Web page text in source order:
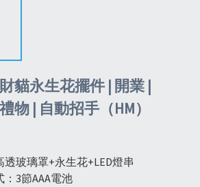
貓永生花擺件 | 開業 |
物 | 自動招手（HM）
玻璃罩+永生花+LED燈串
3節AAA電池